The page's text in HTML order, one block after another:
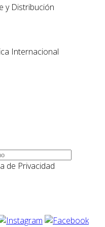
y Distribución
Internacional
de Privacidad